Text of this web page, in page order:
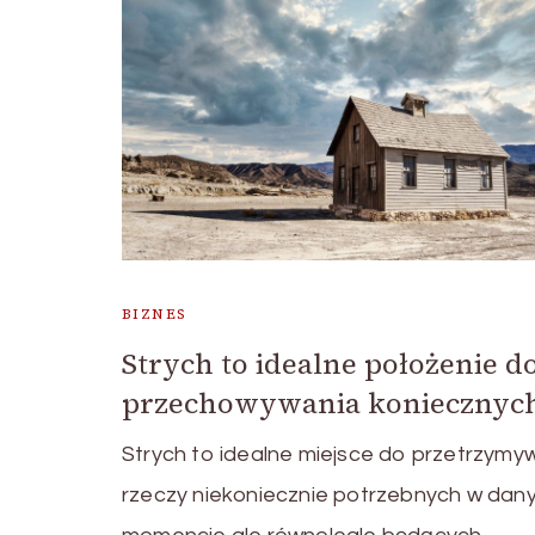
BIZNES
Strych to idealne położenie
przechowywania
Strych to idealne miejsce do
rzeczy niekoniecznie potrzebnych w